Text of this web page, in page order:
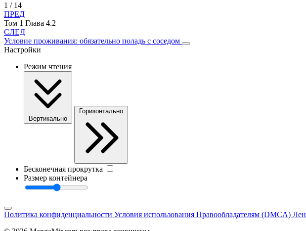
1 / 14
ПРЕД
Том 1 Глава 4.2
СЛЕД
Условие проживания: обязательно поладь с соседом
Настройки
Режим чтения
Вертикально
Горизонтально
Бесконечная прокрутка
Размер контейнера
Политика конфиденциальности Условия использования Правообладателям (DMCA)